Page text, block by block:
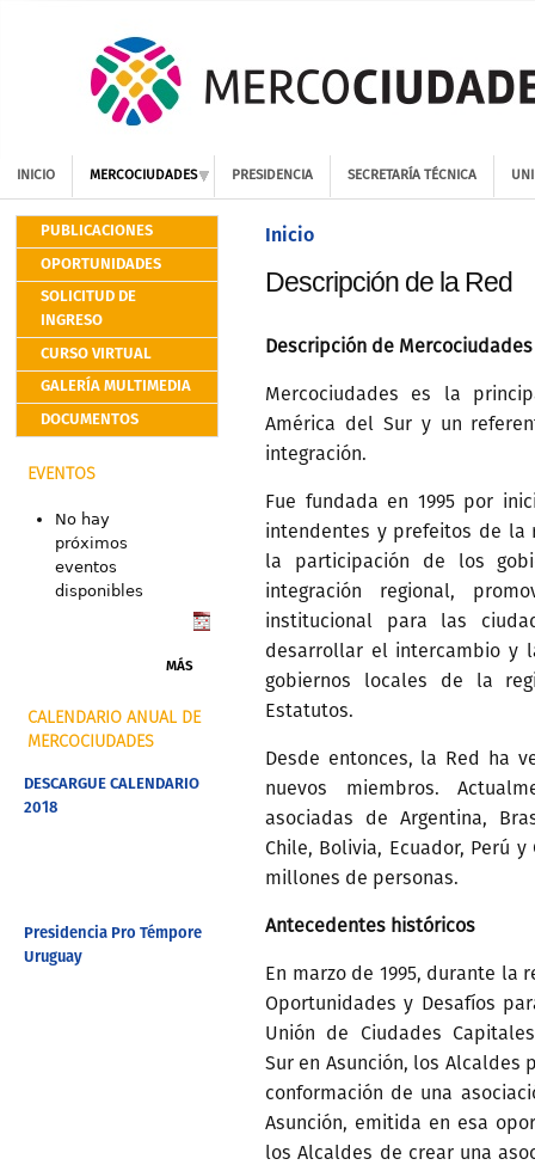
INICIO MERCOCIUDADES PRESIDENCIA SECRETARÍA TÉCNICA
PUBLICACIONES
OPORTUNIDADES
SOLICITUD DE
INGRESO
CURSO VIRTUAL
GALERÍA MULTIMEDIA
DOCUMENTOS
EVENTOS
No hay
próximos
eventos
disponibles
MÁS
CALENDARIO ANUAL DE
MERCOCIUDADES
DESCARGUE CALENDARIO
2018
Presidencia Pro Témpore
Uruguay
Inicio
Descripción de la Red
Descripción de Mercociudades
Mercociudades es la
América del Sur y un
integración.
Fue fundada en 1995 por
intendentes y prefeitos de la
la participación de los
integración regional,
institucional para las
desarrollar el intercambio y
gobiernos locales de la
Estatutos.
Desde entonces, la Red ha
nuevos miembros.
asociadas de Argentina,
Chile, Bolivia, Ecuador, Perú
millones de personas.
Antecedentes históricos
En marzo de 1995, durante la
Oportunidades y Desafíos
Unión de Ciudades
Sur en Asunción, los Alcaldes
conformación de una
Asunción, emitida en esa
los Alcaldes de crear una